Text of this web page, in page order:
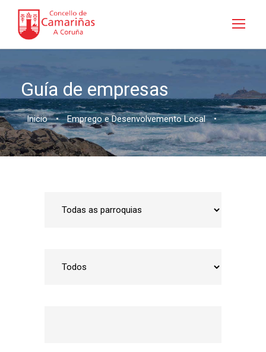
Guía de empresas
Inicio • Emprego e Desenvolvemento Local •